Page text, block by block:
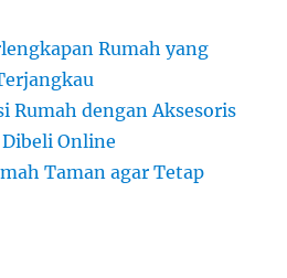
Rumah yang
Rumah dengan Aksesoris
Online
Taman agar Tetap